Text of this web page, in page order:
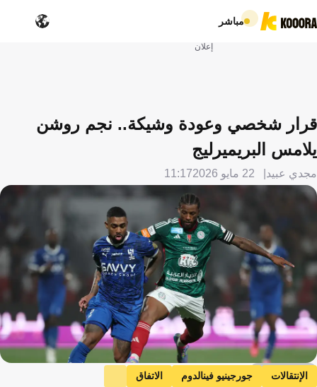
مباشر
إعلان
قرار شخصي وعودة وشيكة.. نجم روشن
يلامس البريميرليج
مجدي عبيد 22 مايو 2026 11:17
Getty Images
الإنتقالات جورجينيو فينالدوم
الاتفاق